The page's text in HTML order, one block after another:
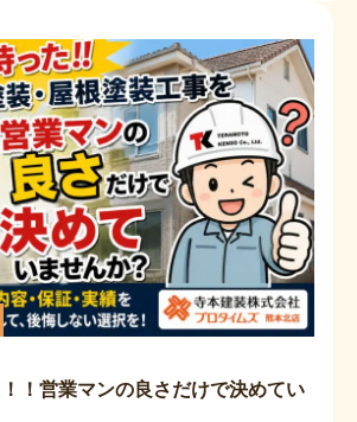
！営業マンの良さだけで決めてい